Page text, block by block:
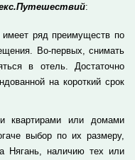
:
имеет ряд преимуществ по
Во-первых, снимать
в отель. Достаточно
на короткий срок
квартирами или домами
выбор по их размеру,
Нягань, наличию тех или